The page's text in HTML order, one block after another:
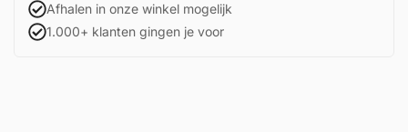
Afhalen in onze winkel mogelijk
1.000+ klanten gingen je voor